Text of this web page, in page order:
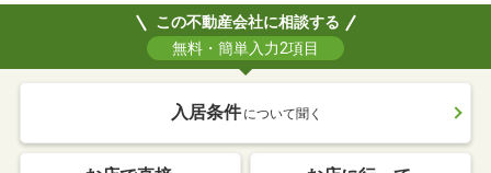
この不動産会社に相談する
無料・簡単入力2項目
入居条件 について聞く